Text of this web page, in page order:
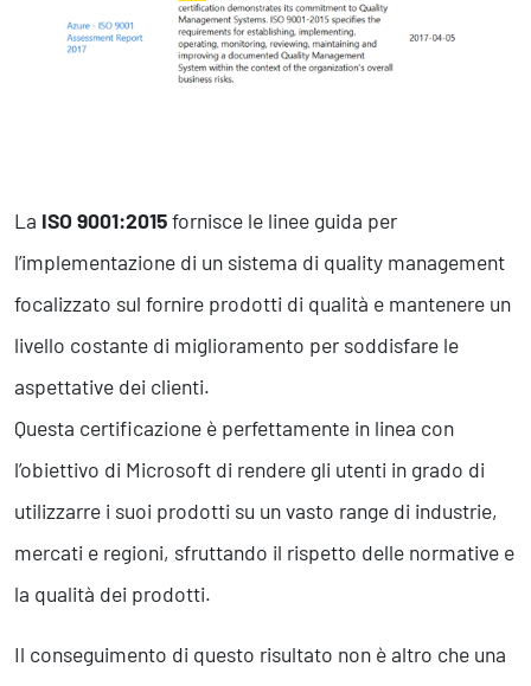
La ISO 9001:2015fornisce le linee guida per
l’implementazione di un sistema di quality management
focalizzato sul fornire prodotti di qualità e mantenere un
livello costante di miglioramento per soddisfare le
aspettative dei clienti.
Questa certificazione è perfettamente in linea con
l’obiettivo di Microsoft di rendere gli utenti in grado di
utilizzarre i suoi prodotti su un vasto range di industrie,
mercati e regioni, sfruttando il rispetto delle normative e
la qualità dei prodotti.
Il conseguimento di questo risultato non è altro che una